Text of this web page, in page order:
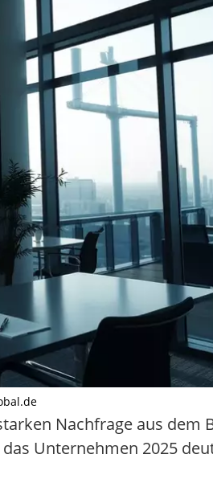
Nachfrage aus dem
Unternehmen 2025